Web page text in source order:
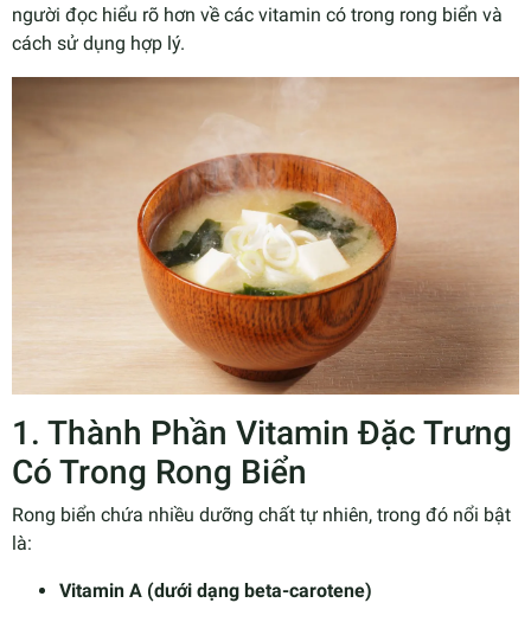
người đọc hiểu rõ hơn về các vitamin có trong rong biển và
cách sử dụng hợp lý.
1. Thành Phần Vitamin Đặc Trưng
Có Trong Rong Biển
Rong biển chứa nhiều dưỡng chất tự nhiên, trong đó nổi bật
là:
Vitamin A (dưới dạng beta-carotene)